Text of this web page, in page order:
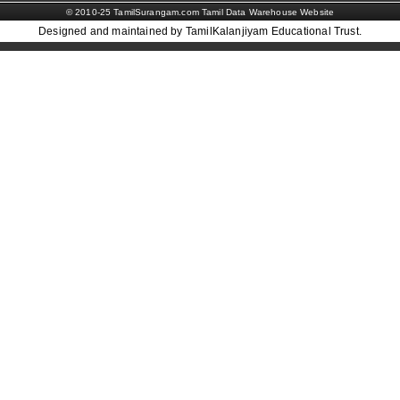
© 2010-25 TamilSurangam.com Tamil Data Warehouse Website
Designed and maintained by TamilKalanjiyam Educational Trust.